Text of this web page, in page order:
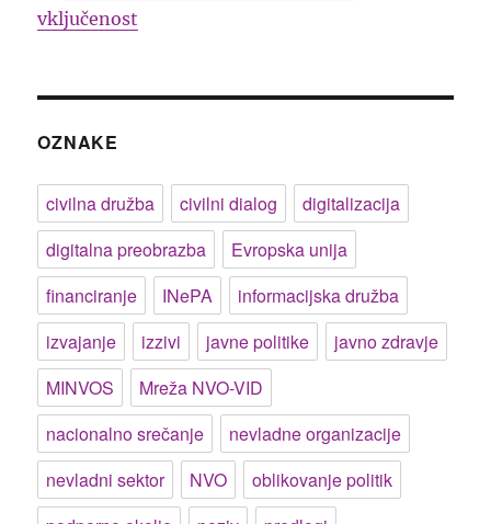
vključenost
OZNAKE
civilna družba civilni dialog
digitalizacija
digitalna preobrazba
Evropska unija
financiranje
INePA
informacijska družba
izvajanje
izzivi javne politike
javno zdravje
MINVOS
Mreža NVO-VID
nacionalno srečanje
nevladne organizacije
nevladni sektor
NVO
oblikovanje politik